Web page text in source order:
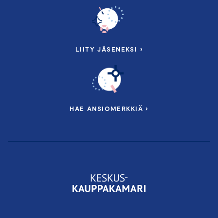
VastuullisuusasiantuntijaJussi Hakanen
Keskuskauppakamari
Hallitustyön ja johtamisen ammattilainen
Eelis Rytkönen
vastuullisuusjohtaja
Lounas tarjolla ennen valmennusta klo 11.00 alkaen.
vastuullisuustyössä?
Tiistai 22.10.2024 klo 12.00–16.00
LIITY JÄSENEKSI ›
HAE ANSIOMERKKIÄ ›